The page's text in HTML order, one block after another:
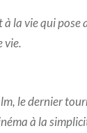
à la vie qui
vie.
le dernier
à la